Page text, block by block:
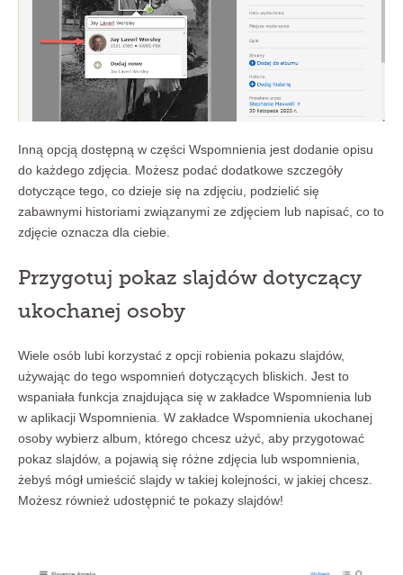
Inną opcją dostępną w części Wspomnienia jest dodanie opisu
do każdego zdjęcia. Możesz podać dodatkowe szczegóły
dotyczące tego, co dzieje się na zdjęciu, podzielić się
zabawnymi historiami związanymi ze zdjęciem lub napisać, co to
zdjęcie oznacza dla ciebie.
Przygotuj pokaz slajdów dotyczący
ukochanej osoby
Wiele osób lubi korzystać z opcji robienia pokazu slajdów,
używając do tego wspomnień dotyczących bliskich. Jest to
wspaniała funkcja znajdująca się w zakładce Wspomnienia lub
w aplikacji Wspomnienia. W zakładce Wspomnienia ukochanej
osoby wybierz album, którego chcesz użyć, aby przygotować
pokaz slajdów, a pojawią się różne zdjęcia lub wspomnienia,
żebyś mógł umieścić slajdy w takiej kolejności, w jakiej chcesz.
Możesz również udostępnić te pokazy slajdów!